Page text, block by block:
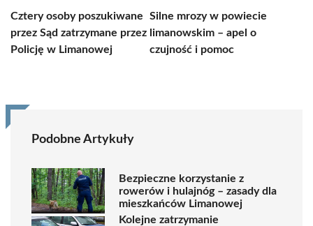
Cztery osoby poszukiwane
przez Sąd zatrzymane przez
Policję w Limanowej
Silne mrozy w powiecie
limanowskim – apel o
czujność i pomoc
Podobne Artykuły
Bezpieczne korzystanie z
rowerów i hulajnóg – zasady dla
mieszkańców Limanowej
Kolejne zatrzymanie